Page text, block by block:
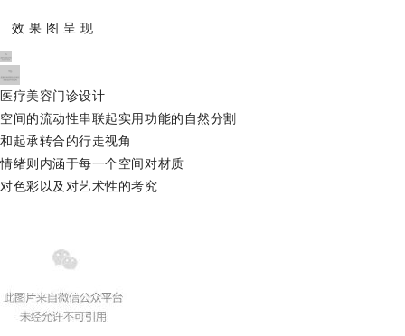
效 果 图 呈 现
医疗美容门诊设计
空间的流动性串联起实用功能的自然分割
和起承转合的行走视角
情绪则内涵于每一个空间对材质
对色彩以及对艺术性的考究